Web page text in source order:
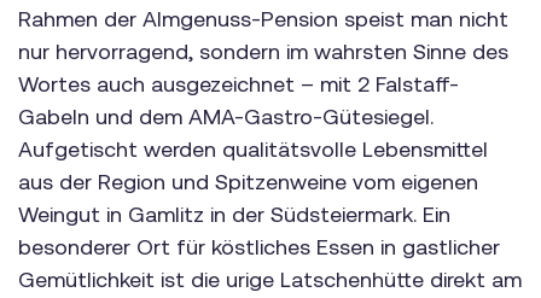
Rahmen der Almgenuss-Pension speist man nicht
nur hervorragend, sondern im wahrsten Sinne des
Wortes auch ausgezeichnet – mit 2 Falstaff-
Gabeln und dem AMA-Gastro-Gütesiegel.
Aufgetischt werden qualitätsvolle Lebensmittel
aus der Region und Spitzenweine vom eigenen
Weingut in Gamlitz in der Südsteiermark. Ein
besonderer Ort für köstliches Essen in gastlicher
Gemütlichkeit ist die urige Latschenhütte direkt am